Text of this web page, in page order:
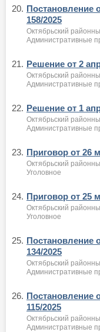
20. Постановление
158/2025
Октябрьский
Административные
21. Решение от 2
Октябрьский
Административные
22. Решение от 1
Октябрьский
Административные
23. Приговор от 26
Октябрьский
Уголовное
24. Приговор от 25
Октябрьский
Уголовное
25. Постановление
134/2025
Октябрьский
Административные
26. Постановление
115/2025
Октябрьский
Административные